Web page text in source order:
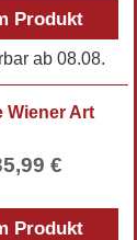
Produkt
ab 08.08.
Wiener Art
€
Produkt